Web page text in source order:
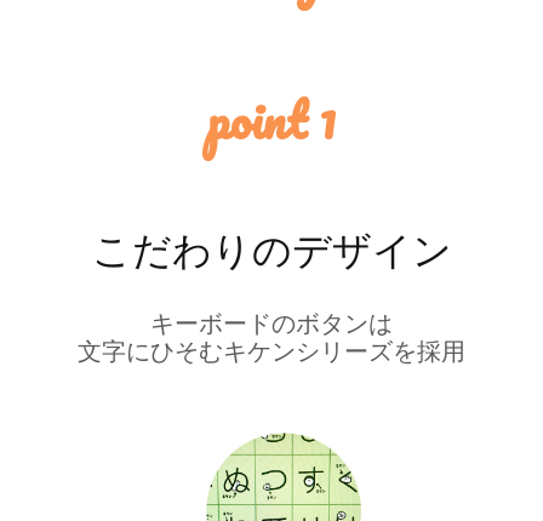
point 1
こだわりのデザイン
キーボードのボタンは
文字にひそむキケンシリーズを採用